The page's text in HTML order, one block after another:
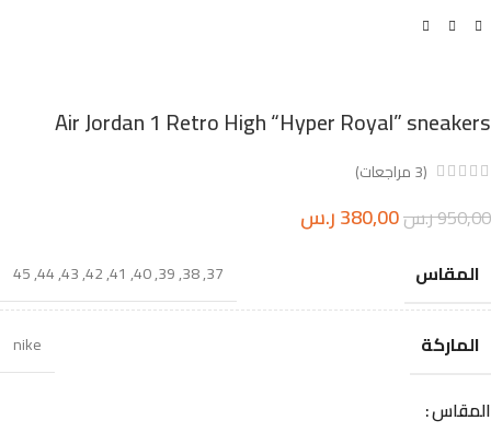
Air Jordan 1 Retro High “Hyper Royal” sneakers
(
3مراجعات)
950,00ر.س380,00ر.س
المقاس 37
,
38
,
39
,
40
,
41
,
42
,
43
,
44
,
45
الماركة nike
المقاس